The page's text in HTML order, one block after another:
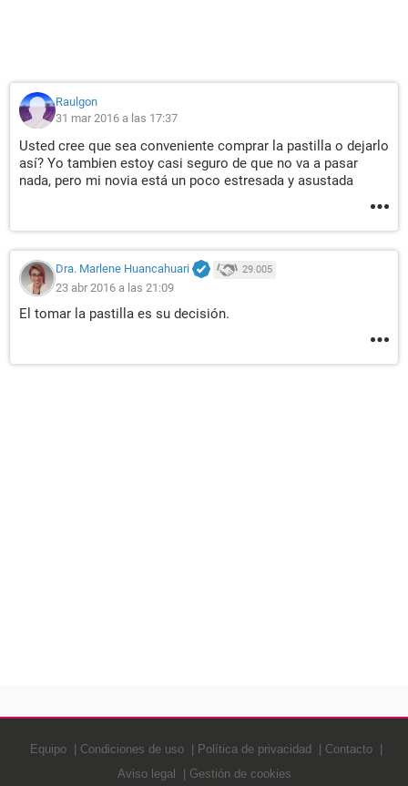
Raulgon
31 mar 2016 a las 17:37
Usted cree que sea conveniente comprar la pastilla o dejarlo
así? Yo tambien estoy casi seguro de que no va a pasar
nada, pero mi novia está un poco estresada y asustada
Dra. Marlene Huancahuari 29.005
23 abr 2016 a las 21:09
El tomar la pastilla es su decisión.
Equipo Condiciones de uso Política de privacidad
Contacto
Aviso legal
Gestión de cookies